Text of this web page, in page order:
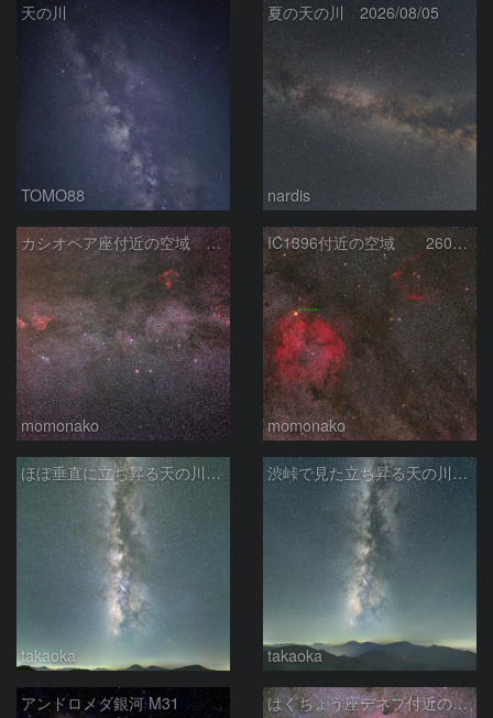
天の川
TOMO88
夏の天の川 2026/08/05
nardis
カシオペア座付近の空域 260720
momonako
IC1396付近の空域 260720
momonako
ほぼ垂直に立ち昇る天の川銀河
takaoka
渋峠で見た立ち昇る天の川銀河
takaoka
アンドロメダ銀河 M31 はくちょう座デネブ付近の空域 260720